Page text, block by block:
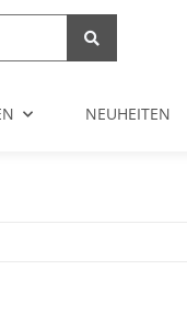
NEUHEITEN